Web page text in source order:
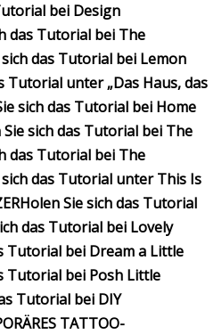
bei Design
das Tutorial bei The
das Tutorial bei Lemon
Tutorial unter „Das Haus, das
sich das Tutorial bei Home
Sie sich das Tutorial bei The
das Tutorial bei The
sich das Tutorial unter This Is
Holen Sie sich das Tutorial
das Tutorial bei Lovely
Tutorial bei Dream a Little
Tutorial bei Posh Little
Tutorial bei DIY
TATTOO-